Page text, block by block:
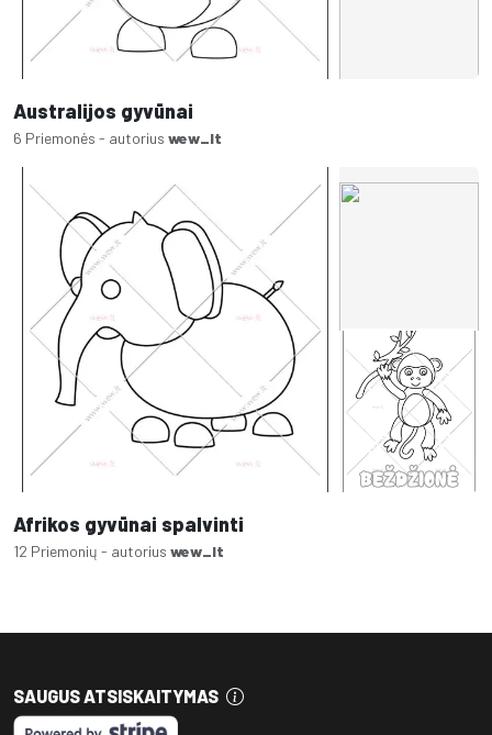
Australijos gyvūnai
6 Priemonės - autorius wew_lt
Afrikos gyvūnai spalvinti
12 Priemonių - autorius wew_lt
SAUGUS ATSISKAITYMAS